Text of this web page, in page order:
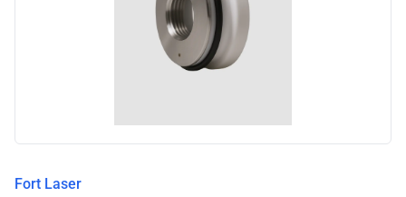
Fort Laser